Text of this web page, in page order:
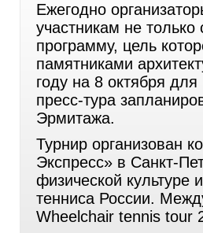
Ежегодно
участникам не
программу, цель
памятниками
году на 8 октября
пресс-тура
Эрмитажа.
Турнир организован
Экспресс» в Санкт-
физической культуре
тенниса России.
Wheelchair tennis tour